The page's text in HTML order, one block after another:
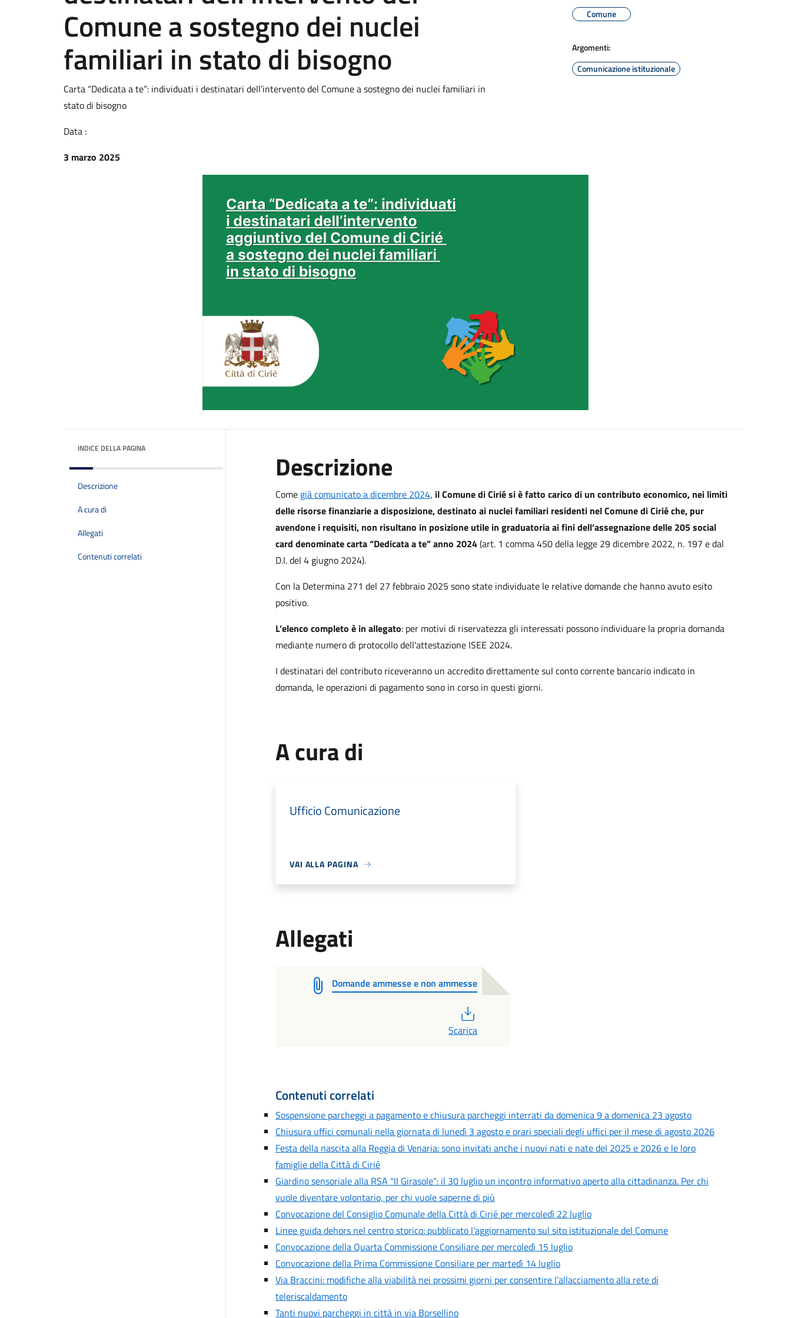
Comune a sostegno dei nuclei
familiari in stato di bisogno
Carta “Dedicata a te”: individuati i destinatari dell’intervento del Comune a sostegno dei nuclei familiari in
stato di bisogno
Data :
3 marzo 2025
Comune
Argomenti:
Comunicazione istituzionale
INDICE DELLA PAGINA
Descrizione
A cura di
Allegati
Contenuti correlati
Descrizione
Come già comunicato a dicembre 2024, il Comune di Cirié si è fatto carico di un contributo economico, nei limiti
delle risorse finanziarie a disposizione, destinato ai nuclei familiari residenti nel Comune di Cirié che, pur
avendone i requisiti, non risultano in posizione utile in graduatoria ai fini dell’assegnazione delle 205 social
card denominate carta “Dedicata a te” anno 2024(art. 1 comma 450 della legge 29 dicembre 2022, n. 197 e dal
D.I. del 4 giugno 2024).
Con la Determina 271 del 27 febbraio 2025 sono state individuate le relative domande che hanno avuto esito
positivo.
L’elenco completo è in allegato: per motivi di riservatezza gli interessati possono individuare la propria domanda
mediante numero di protocollo dell'attestazione ISEE 2024.
I destinatari del contributo riceveranno un accredito direttamente sul conto corrente bancario indicato in
domanda, le operazioni di pagamento sono in corso in questi giorni.
A cura di
Ufficio Comunicazione
VAI ALLA PAGINA
Allegati
Domande ammesse e non ammesse
Scarica
Contenuti correlati
Sospensione parcheggi a pagamento e chiusura parcheggi interrati da domenica 9 a domenica 23 agosto
Chiusura uffici comunali nella giornata di lunedì 3 agosto e orari speciali degli uffici per il mese di agosto 2026
Festa della nascita alla Reggia di Venaria: sono invitati anche i nuovi nati e nate del 2025 e 2026 e le loro
famiglie della Città di Cirié
Giardino sensoriale alla RSA "Il Girasole": il 30 luglio un incontro informativo aperto alla cittadinanza. Per chi
vuole diventare volontario, per chi vuole saperne di più
Convocazione del Consiglio Comunale della Città di Cirié per mercoledì 22 luglio
Linee guida dehors nel centro storico: pubblicato l’aggiornamento sul sito istituzionale del Comune
Convocazione della Quarta Commissione Consiliare per mercoledì 15 luglio
Convocazione della Prima Commissione Consiliare per martedì 14 luglio
Via Braccini: modifiche alla viabilità nei prossimi giorni per consentire l’allacciamento alla rete di
teleriscaldamento
Tanti nuovi parcheggi in città in via Borsellino